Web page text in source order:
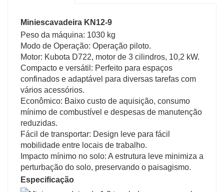
Miniescavadeira KN12-9
Peso da máquina: 1030 kg
Modo de Operação: Operação piloto.
Motor: Kubota D722, motor de 3 cilindros, 10,2 kW.
Compacto e versátil: Perfeito para espaços
confinados e adaptável para diversas tarefas com
vários acessórios.
Econômico: Baixo custo de aquisição, consumo
mínimo de combustível e despesas de manutenção
reduzidas.
Fácil de transportar: Design leve para fácil
mobilidade entre locais de trabalho.
Impacto mínimo no solo: A estrutura leve minimiza a
perturbação do solo, preservando o paisagismo.
Especificação